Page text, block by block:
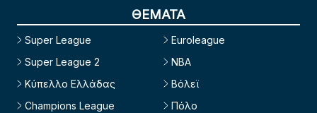
ΘΕΜΑΤΑ
Super League
Super League 2
Κύπελλο Ελλάδας
Champions League
Euroleague
NBA
Βόλεϊ
Πόλο